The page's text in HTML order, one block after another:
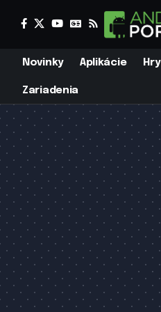
Novinky Aplikácie Hry
Zariadenia